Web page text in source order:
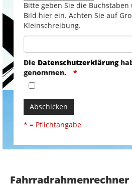
Bitte geben Sie die
Bild hier ein. Achten Sie auf
Kleinschreibung.
Die Datenschutzerklärung
genommen.
Abschicken
* = Pflichtangabe
Fahrradrahmenrechner